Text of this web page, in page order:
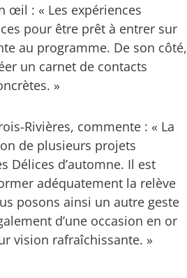
œil : « Les expériences
pour être prêt à entrer sur
au programme. De son côté,
un carnet de contacts
»
Rivières, commente : « La
de plusieurs projets
Délices d’automne. Il est
adéquatement la relève
posons ainsi un autre geste
d’une occasion en or
vision rafraîchissante. »